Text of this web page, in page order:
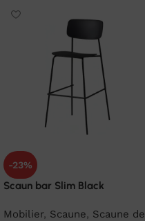
-23%
Scaun bar Slim Black
Mobilier, Scaune, Scaune de